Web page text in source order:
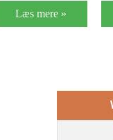
Læs mere »